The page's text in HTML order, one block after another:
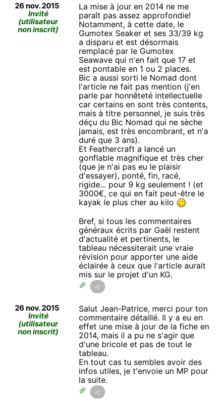
26 nov. 2015
Invité
(utilisateur
non inscrit)
La mise à jour en 2014 ne me
paraît pas assez approfondie!
Notamment, à cette date, le
Gumotex Seaker et ses 33/39 kg
a disparu et est désormais
remplacé par le Gumotex
Seawave qui n'en fait que 17 et
est pontable en 1 ou 2 places.
Bic a aussi sorti le Nomad dont
l'article ne fait pas mention (j'en
parle par honnêteté intellectuelle
car certains en sont très contents,
mais à titre personnel, je suis très
déçu du Bic Nomad qui ne sèche
jamais, est très encombrant, et n'a
duré que 3 ans).
Et Feathercraft a lancé un
gonflable magnifique et très cher
(que je n'ai pas eu le plaisir
d'essayer), ponté, fin, racé,
rigide... pour 9 kg seulement ! (et
3000€, ce qui en fait peut-être le
kayak le plus cher au kilo
Bref, si tous les commentaires
généraux écrits par Gaël restent
d'actualité et pertinents, le
tableau nécessiterait une vraie
révision pour apporter une aide
éclairée à ceux que l'article aurait
mis sur le projet d'un KG.
26 nov. 2015
Invité
(utilisateur
non inscrit)
Salut Jean-Patrice, merci pour ton
commentaire détaillé. Il y a eu en
effet une mise à jour de la fiche en
2014, mais il a pu ne s'agir que
d'une bricole et pas de tout le
tableau.
En tout cas tu sembles avoir des
infos utiles, je t'envoie un MP pour
la suite.